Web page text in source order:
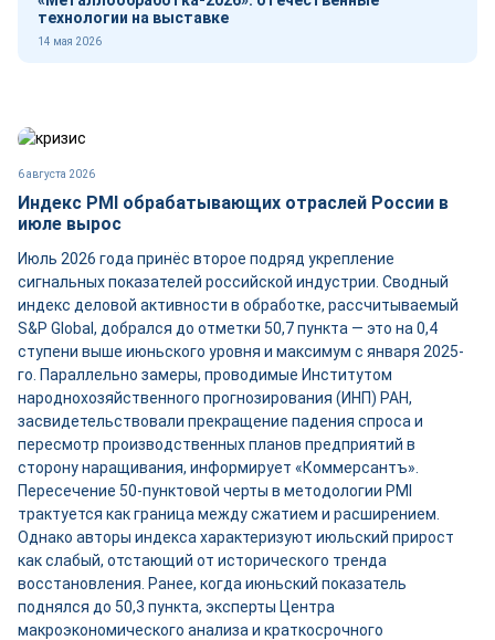
технологии на выставке
14 мая 2026
6 августа 2026
Индекс PMI обрабатывающих отраслей России в
июле вырос
Июль 2026 года принёс второе подряд укрепление
сигнальных показателей российской индустрии. Сводный
индекс деловой активности в обработке, рассчитываемый
S&P Global, добрался до отметки 50,7 пункта — это на 0,4
ступени выше июньского уровня и максимум с января 2025-
го. Параллельно замеры, проводимые Институтом
народнохозяйственного прогнозирования (ИНП) РАН,
засвидетельствовали прекращение падения спроса и
пересмотр производственных планов предприятий в
сторону наращивания, информирует «Коммерсантъ».
Пересечение 50-пунктовой черты в методологии PMI
трактуется как граница между сжатием и расширением.
Однако авторы индекса характеризуют июльский прирост
как слабый, отстающий от исторического тренда
восстановления. Ранее, когда июньский показатель
поднялся до 50,3 пункта, эксперты Центра
макроэкономического анализа и краткосрочного